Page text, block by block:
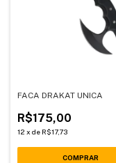
FACA DRAKAT UNICA
R$175,00
12 x de R$17,73